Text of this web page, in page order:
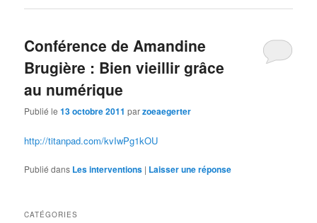
Conférence de Amandine
Brugière : Bien vieillir grâce
au numérique
Publié le13 octobre 2011 parzoeaegerter
http://titanpad.com/kvIwPg1kOU
Publié dans Les interventions | Laisser une réponse
CATÉGORIES